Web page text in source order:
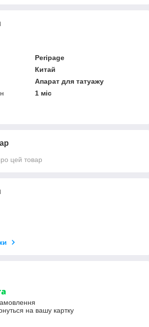
Peripage
Китай
Апарат для татуажу
1 міс
цей товар
на вашу картку